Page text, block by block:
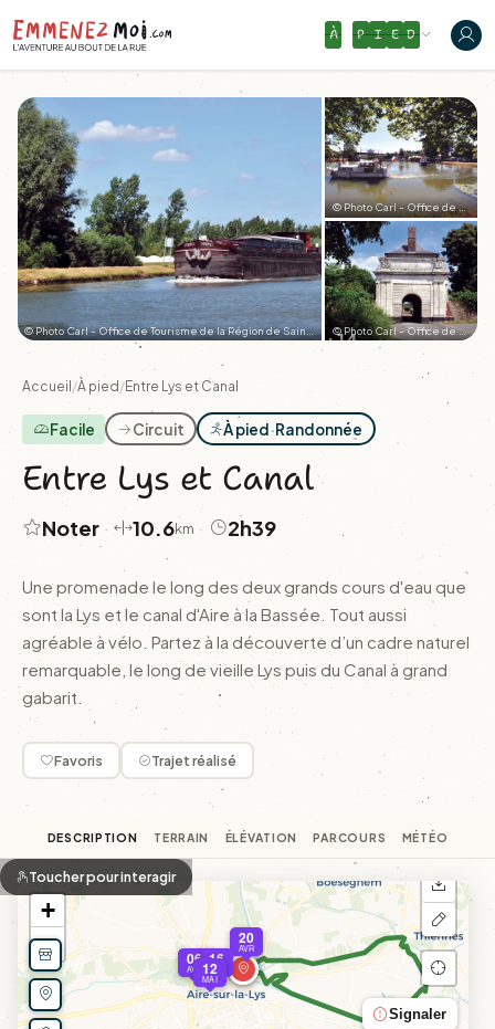
À P I E D
© Photo Carl - Office de Tourisme de la Région de Saint-Omer
© Photo Carl - Office de Tourisme de la Région de Saint-Omer (1)
+14 © Photo Carl - Office de Tourisme de la Région de Saint-Omer
Accueil /À pied /Entre Lys et Canal
Facile Circuit À pied·Randonnée
Entre Lys et Canal
Noter · 10.6km · 2h39
Une promenade le long des deux grands cours d'eau que
sont la Lys et le canal d'Aire à la Bassée. Tout aussi
agréable à vélo. Partez à la découverte d’un cadre naturel
remarquable, le long de vieille Lys puis du Canal à grand
gabarit.
Favoris Trajet réalisé
DESCRIPTION TERRAIN ÉLÉVATION PARCOURS MÉTÉO
06
AVR
16
AVR
20
AVR
12
MAI
+
−
Signaler
Toucher pour interagir